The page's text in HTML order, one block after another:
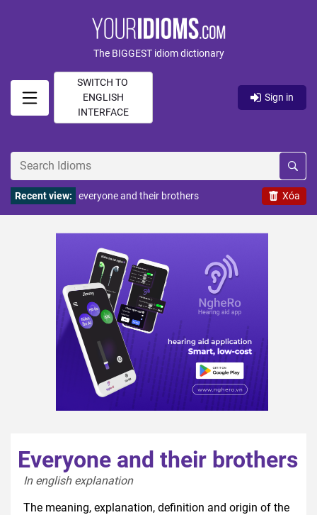
The BIGGEST idiom dictionary
SWITCH TO
ENGLISH
INTERFACE
Sign in
Xóa
Recent view: everyone and their brothers
Everyone and their brothers
In english explanation
The meaning, explanation, definition and origin of the